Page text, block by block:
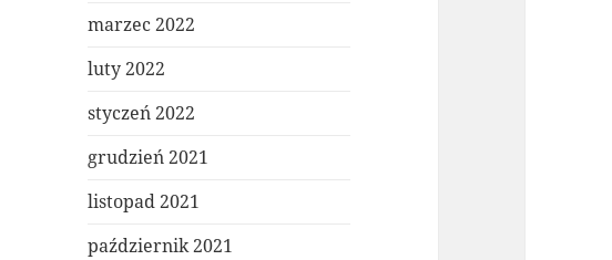
marzec 2022
luty 2022
styczeń 2022
grudzień 2021
listopad 2021
październik 2021